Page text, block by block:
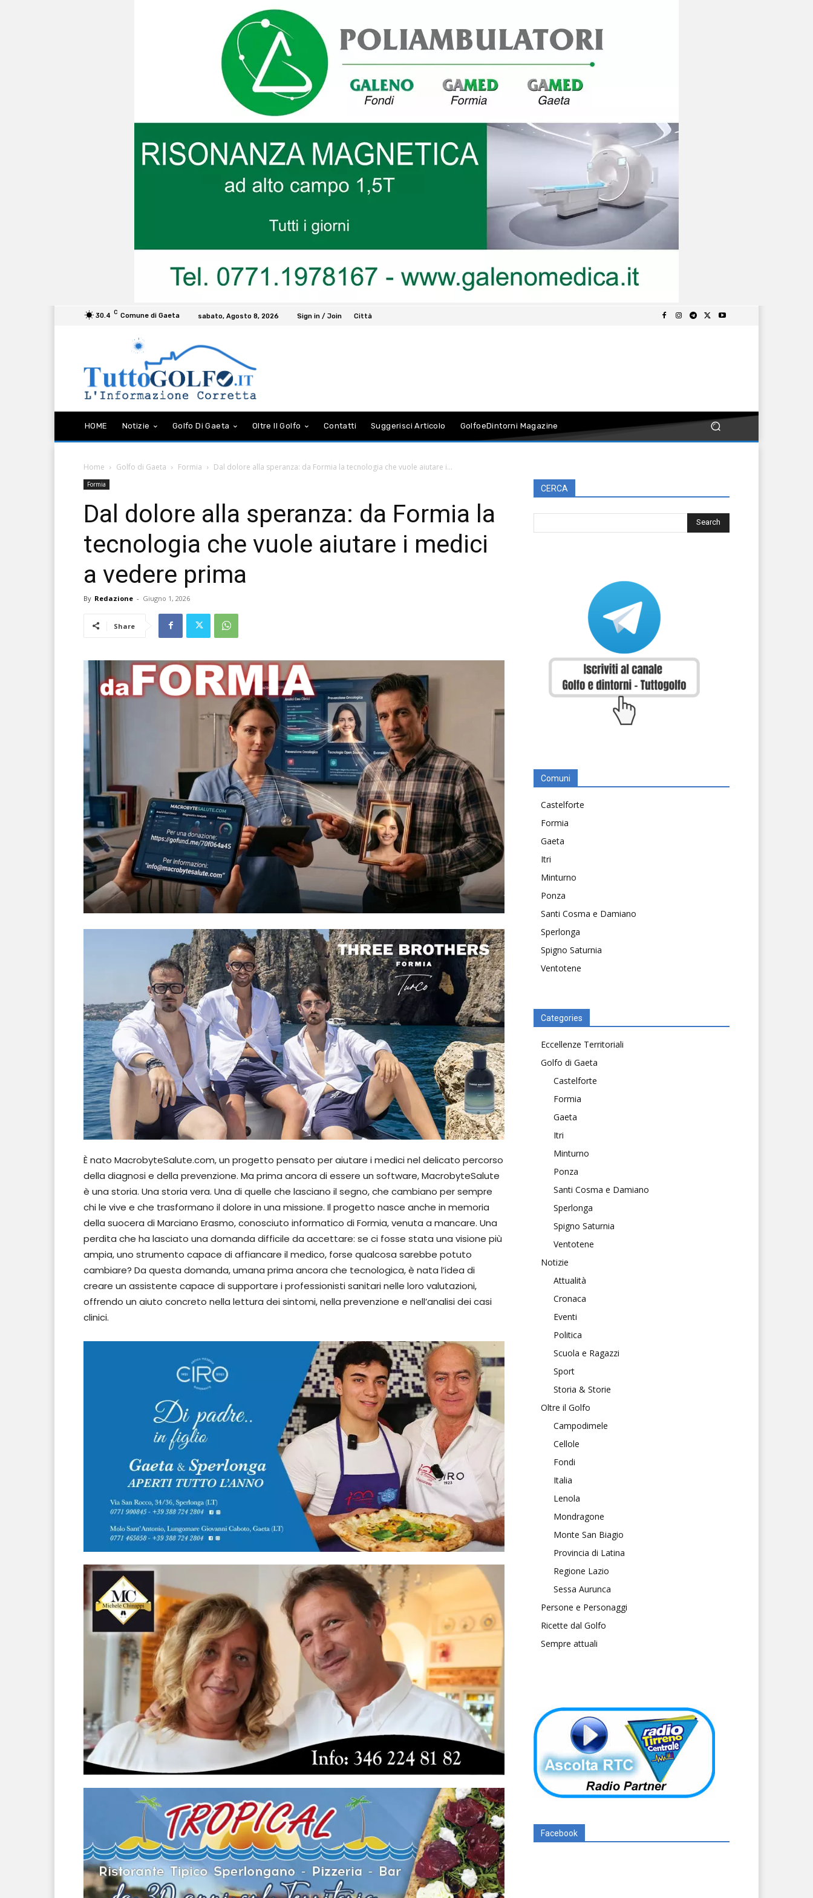
30.4 C Comune di Gaeta sabato, Agosto 8, 2026 Sign in / Join Città
HOME Notizie Golfo Di Gaeta Oltre Il Golfo Contatti Suggerisci Articolo GolfoeDintorni Magazine
Home Golfo di Gaeta Formia Dal dolore alla speranza: da Formia la tecnologia che vuole aiutare i...
Formia
Dal dolore alla speranza: da Formia la
tecnologia che vuole aiutare i medici
a vedere prima
By Redazione - Giugno 1, 2026
Share
È nato MacrobyteSalute.com, un progetto pensato per aiutare i medici nel delicato percorso
della diagnosi e della prevenzione. Ma prima ancora di essere un software, MacrobyteSalute
è una storia. Una storia vera. Una di quelle che lasciano il segno, che cambiano per sempre
chi le vive e che trasformano il dolore in una missione. Il progetto nasce anche in memoria
della suocera di Marciano Erasmo, conosciuto informatico di Formia, venuta a mancare. Una
perdita che ha lasciato una domanda difficile da accettare: se ci fosse stata una visione più
ampia, uno strumento capace di affiancare il medico, forse qualcosa sarebbe potuto
cambiare? Da questa domanda, umana prima ancora che tecnologica, è nata l’idea di
creare un assistente capace di supportare i professionisti sanitari nelle loro valutazioni,
offrendo un aiuto concreto nella lettura dei sintomi, nella prevenzione e nell’analisi dei casi
clinici.
CERCA
Comuni
Castelforte
Formia
Gaeta
Itri
Minturno
Ponza
Santi Cosma e Damiano
Sperlonga
Spigno Saturnia
Ventotene
Categories
Eccellenze Territoriali
Golfo di Gaeta
Castelforte
Formia
Gaeta
Itri
Minturno
Ponza
Santi Cosma e Damiano
Sperlonga
Spigno Saturnia
Ventotene
Notizie
Attualità
Cronaca
Eventi
Politica
Scuola e Ragazzi
Sport
Storia & Storie
Oltre il Golfo
Campodimele
Cellole
Fondi
Italia
Lenola
Mondragone
Monte San Biagio
Provincia di Latina
Regione Lazio
Sessa Aurunca
Persone e Personaggi
Ricette dal Golfo
Sempre attuali
Facebook